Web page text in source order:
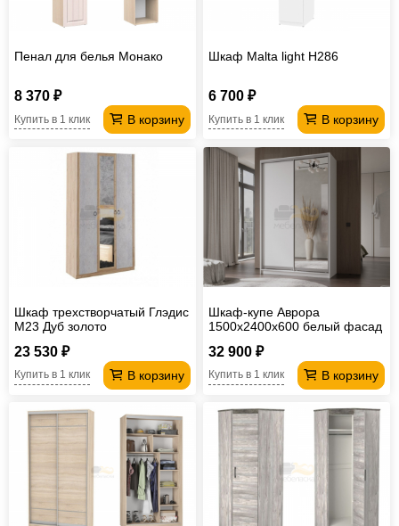
Пенал для белья Монако
8 370 ₽
В корзину
Купить в 1 клик
Шкаф Malta light H286
6 700 ₽
В корзину
Купить в 1 клик
Шкаф трехстворчатый Глэдис
М23 Дуб золото
23 530 ₽
В корзину
Купить в 1 клик
Шкаф-купе Аврора
1500х2400х600 белый фасад
32 900 ₽
В корзину
Купить в 1 клик